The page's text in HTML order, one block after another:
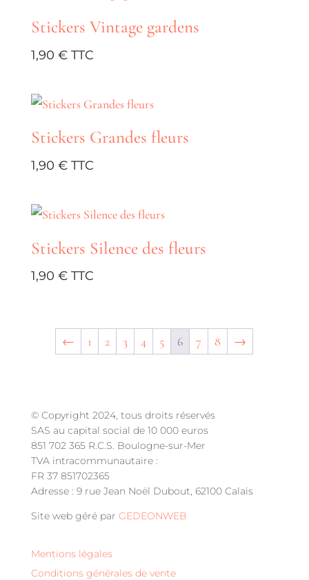
Stickers Vintage gardens
1,90 €
Stickers Grandes fleurs
1,90 €
Stickers Silence des fleurs
1,90 €
← 1 2 3 4 5 6 7 8 →
© Copyright 2024, tous droits réservés
SAS au capital social de 10 000 euros
851 702 365 R.C.S. Boulogne-sur-Mer
TVA intracommunautaire :
FR 37 851702365
Adresse : 9 rue Jean Noël Dubout, 62100 Calais
Site web géré par GEDEONWEB
Mentions légales
Conditions générales de vente